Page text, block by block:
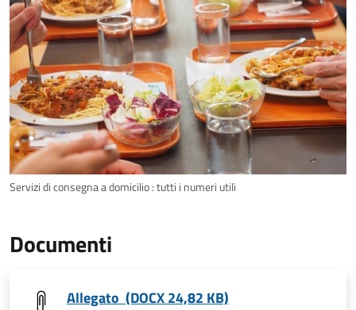
Servizi di consegna a domicilio : tutti i numeri utili
Documenti
Allegato (DOCX 24,82 KB)